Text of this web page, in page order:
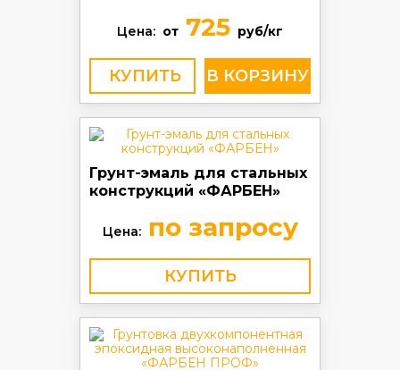
Цена: от 725 руб/кг
КУПИТЬ
Грунт-эмаль для стальных
конструкций «ФАРБЕН»
Цена:по запросу
КУПИТЬ